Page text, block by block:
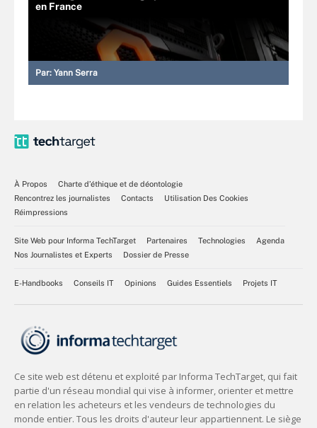
en France
Par: Yann Serra
À Propos
Charte d’éthique et de déontologie
Rencontrez les journalistes
Contacts
Utilisation Des Cookies
Réimpressions
Site Web pour Informa TechTarget Partenaires Technologies
Agenda
Nos Journalistes et Experts
Dossier de Presse
E-Handbooks Conseils IT Opinions Guides Essentiels Projets IT